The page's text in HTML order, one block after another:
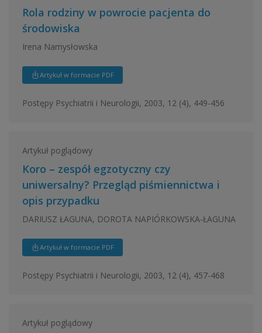
Rola rodziny w powrocie pacjenta do
środowiska
Irena Namysłowska
Artykuł w formacie PDF
Postępy Psychiatrii i Neurologii, 2003, 12 (4), 449-456
Artykuł poglądowy
Koro – zespół egzotyczny czy
uniwersalny? Przegląd piśmiennictwa i
opis przypadku
DARIUSZ ŁAGUNA, DOROTA NAPIÓRKOWSKA-ŁAGUNA
Artykuł w formacie PDF
Postępy Psychiatrii i Neurologii, 2003, 12 (4), 457-468
Artykuł poglądowy